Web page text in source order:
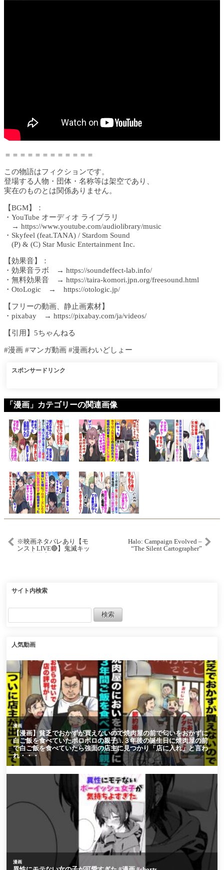
＝＝＝＝＝＝＝＝＝＝＝＝
この物語はフィクションです。
登場する人物・団体・名称等は架空であり、
実在のものとは関係ありません。
【BGM】：
・YouTube オーディオ ライブラリ
→ https://www.youtube.com/audiolibrary/music
・Skyfeel (feat.TANA) / Stardom Sound
(P) & (C) Star Music Entertainment Inc.
【効果音】：
・効果音ラボ → https://soundeffect-lab.info/
・無料効果音 → https://taira-komori.jpn.org/freesound.html
・OtoLogic → https://otologic.jp/
【フリーの動画、静止画素材】
・pixabay → https://pixabay.com/ja/videos/
【引用】5ちゃんねる
#漫画 #マンガ動画 #漫画わいどしょー
スポンサードリンク
「漫画」カテゴリーの関連画像
※映画ネタバレあり【モ
ンストLIVE🔴】鬼滅キッ
Halo: Campaign Evolved –
“The Silent Cartographer”
サイト内検索
人気動画